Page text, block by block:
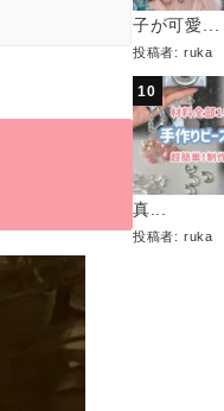
子が可愛...
投稿者: ruka
真...
投稿者: ruka